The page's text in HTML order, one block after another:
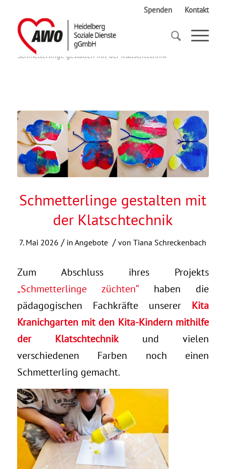
Spenden Kontakt
Startseite
Schmetterlinge gestalten mit der Klatschtechnik
Schmetterlinge gestalten mit
der Klatschtechnik
7. Mai 2026 / inAngebote / vonTiana Schreckenbach
Zum Abschluss ihres Projekts
„Schmetterlinge züchten“haben die
pädagogischen Fachkräfte unserer Kita
Kranichgarten mit den Kita-Kindern mithilfe
der Klatschtechnikund vielen
verschiedenen Farben noch einen
Schmetterling gemacht.